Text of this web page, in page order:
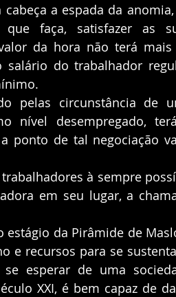
a espada da
faça, satisfazer as
da hora não terá mais
salário do trabalhador
pelas circunstância de
nível desempregado,
ponto de tal negociação
à sempre
em seu lugar, a
da Pirâmide de
e recursos para se
esperar de uma
XXI, é bem capaz de